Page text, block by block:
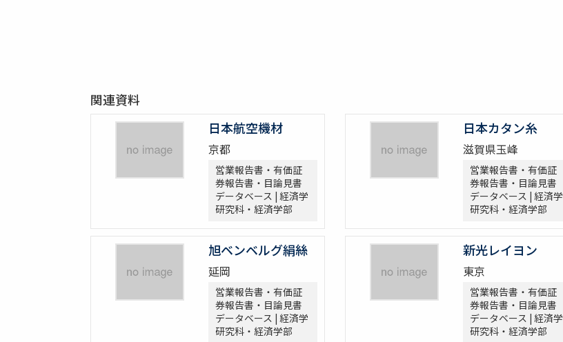
関連資料
日本航空機材
京都
営業報告書・有価証
券報告書・目論見書
データベース | 経済学
研究科・経済学部
日本カタン糸
滋賀県玉峰
営業報告書・有価証
券報告書・目論見書
データベース | 経済学
研究科・経済学部
旭ベンベルグ絹絲
延岡
営業報告書・有価証
券報告書・目論見書
データベース | 経済学
研究科・経済学部
新光レイヨン
東京
営業報告書・有価証
券報告書・目論見書
データベース | 経済学
研究科・経済学部